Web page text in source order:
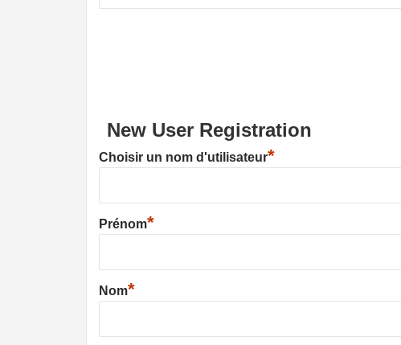
New User Registration
Choisir un nom d'utilisateur*
Prénom*
Nom*